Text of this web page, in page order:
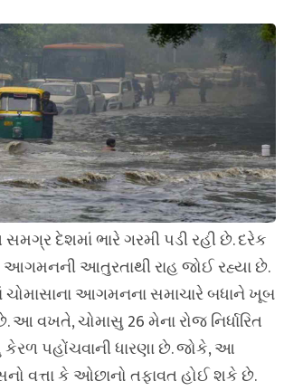
દેશમાં ભારે ગરમી પડી રહી છે. દરેક
આગમનની આતુરતાથી રાહ જોઈ રહ્યા છે.
ચોમાસાના આગમનના સમાચારે બધાને ખૂબ
આ વખતે, ચોમાસુ 26 મેના રોજ નિર્ધારિત
પહોંચવાની ધારણા છે. જોકે, આ
વત્તા કે ઓછાનો તફાવત હોઈ શકે છે.